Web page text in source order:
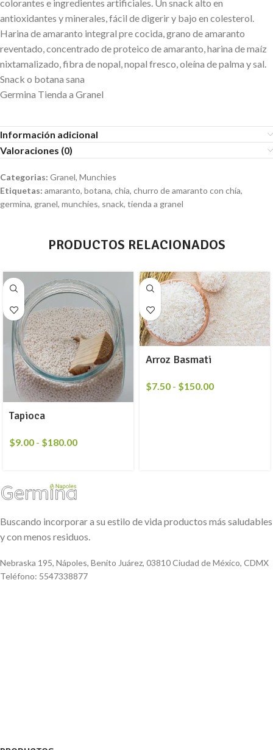
colorantes e ingredientes artificiales. Un snack alto en
antioxidantes y minerales, fácil de digerir y bajo en colesterol.
Harina de amaranto integral pre cocida, grano de amaranto
reventado, concentrado de proteico de amaranto, harina de maíz
nixtamalizado, fibra de nopal, nopal fresco, oleína de palma y sal.
Snack o botana sana
Germina Tienda a Granel
Información adicional
Valoraciones (0)
Categorias: Granel, Munchies
Etiquetas: amaranto, botana, chia, churro de amaranto con chía,
germina, granel, munchies, snack, tienda a granel
PRODUCTOS RELACIONADOS
Tapioca
$9.00 - $180.00
Arroz Basmati
$7.50 - $150.00
Buscando incorporar a su estilo de vida productos más saludables
y con menos residuos.
Nebraska 195, Nápoles, Benito Juárez, 03810 Ciudad de México, CDMX
Teléfono: 5547338877